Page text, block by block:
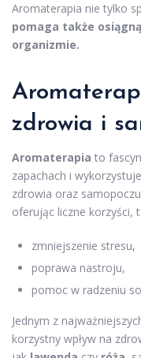
Aromaterapia nie tylko
pomaga także
organizmie.
zdrowia i
Aromaterapia to
zapachach i
zdrowia oraz
oferując liczne korzyści,
zmniejszenie stresu,
poprawa nastroju,
pomoc w radzeniu
Jednym z
korzystny wpływ na